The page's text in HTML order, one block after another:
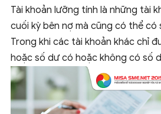
Tài khoản lưỡng tính là những tài
cuối kỳ bên nợ mà cũng có thể có
Trong khi các tài khoản khác chỉ
hoặc số dư có hoặc không có số